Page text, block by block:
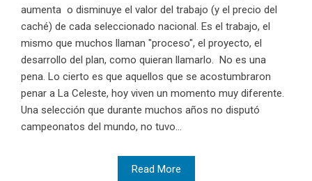
aumenta o disminuye el valor del trabajo (y el precio del
caché) de cada seleccionado nacional. Es el trabajo, el
mismo que muchos llaman "proceso", el proyecto, el
desarrollo del plan, como quieran llamarlo. No es una
pena. Lo cierto es que aquellos que se acostumbraron
penar a La Celeste, hoy viven un momento muy diferente.
Una selección que durante muchos años no disputó
campeonatos del mundo, no tuvo...
Read More